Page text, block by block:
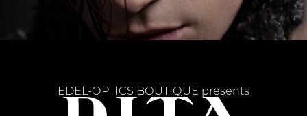
EDEL-OPTICS BOUTIQUE presents